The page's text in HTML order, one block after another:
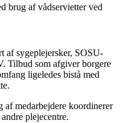
brug af vådservietter ved
af sygeplejersker, SOSU-
Tilbud som afgiver borgere
ligeledes bistå med
af medarbejdere koordinerer
plejecentre.